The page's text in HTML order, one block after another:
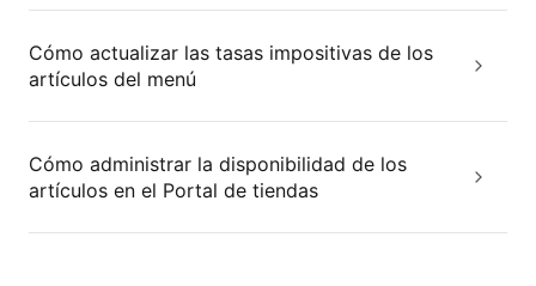
Cómo actualizar las tasas impositivas de los
artículos del menú
Cómo administrar la disponibilidad de los
artículos en el Portal de tiendas